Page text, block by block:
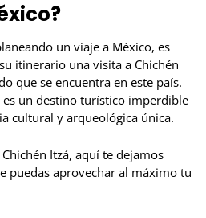
un viaje a México, es
itinerario una visita a Chichén
que se encuentra en este país.
es un destino turístico imperdible
cultural y arqueológica única.
Itzá, aquí te dejamos
puedas aprovechar al máximo tu